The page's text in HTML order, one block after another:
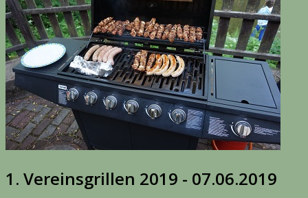
1. Vereinsgrillen 2019 - 07.06.2019